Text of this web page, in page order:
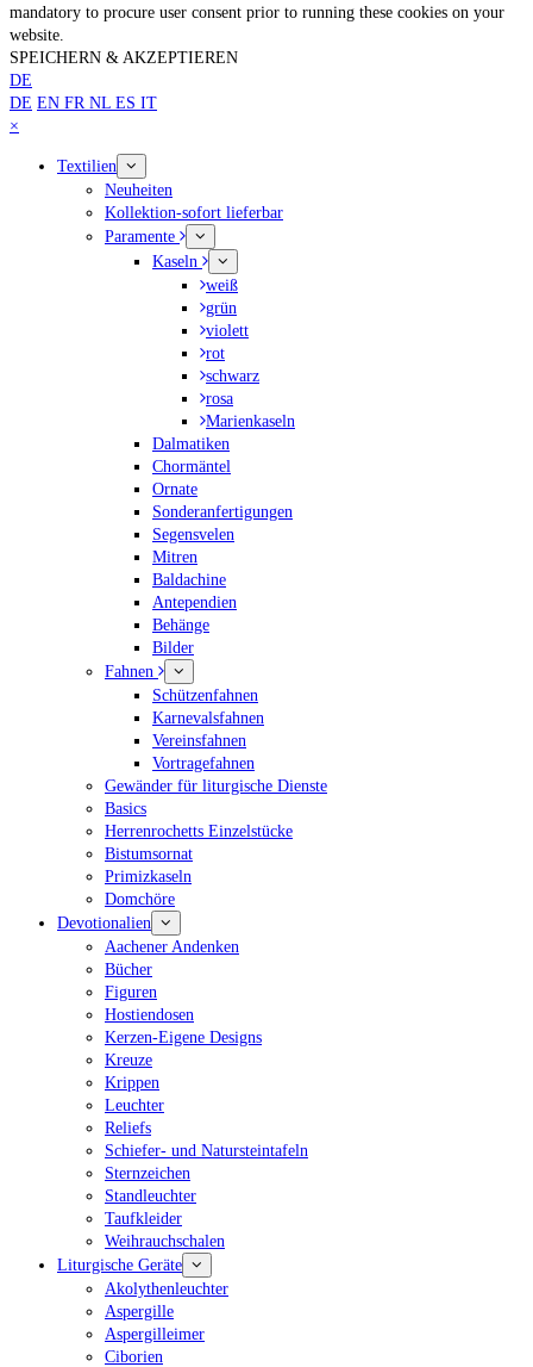
mandatory to procure user consent prior to running these cookies on your
website.
SPEICHERN & AKZEPTIEREN
DE
DE EN FR NL ES IT
×
menu
Textilien
Neuheiten
Kollektion-sofort lieferbar
Paramente
Kaseln
weiß
grün
violett
rot
schwarz
rosa
Marienkaseln
Dalmatiken
Chormäntel
Ornate
Sonderanfertigungen
Segensvelen
Mitren
Baldachine
Antependien
Behänge
Bilder
Fahnen
Schützenfahnen
Karnevalsfahnen
Vereinsfahnen
Vortragefahnen
Gewänder für liturgische Dienste
Basics
Herrenrochetts Einzelstücke
Bistumsornat
Primizkaseln
Domchöre
Devotionalien
Aachener Andenken
Bücher
Figuren
Hostiendosen
Kerzen-Eigene Designs
Kreuze
Krippen
Leuchter
Reliefs
Schiefer- und Natursteintafeln
Sternzeichen
Standleuchter
Taufkleider
Weihrauchschalen
Liturgische Geräte
Akolythenleuchter
Aspergille
Aspergilleimer
Ciborien